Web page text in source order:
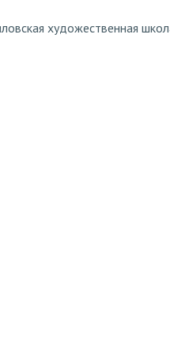
художественная